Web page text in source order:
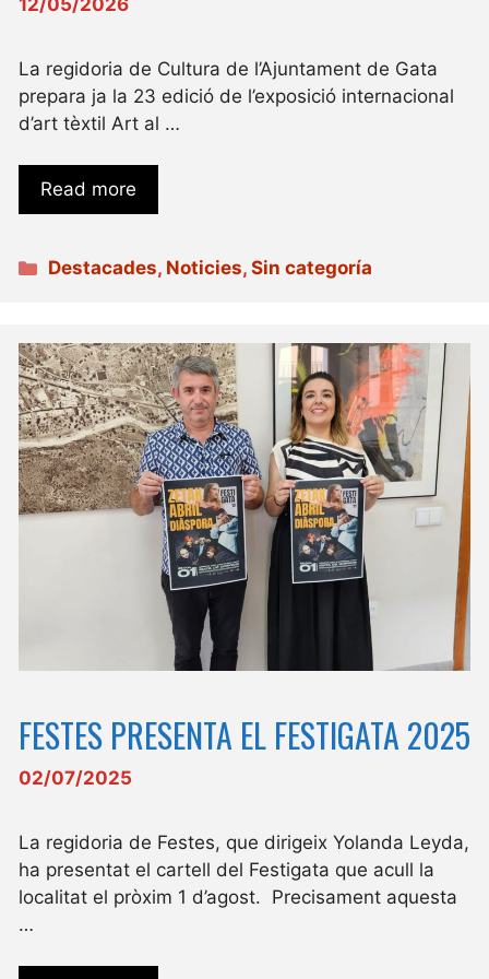
La regidoria de Cultura de l’Ajuntament de Gata
prepara ja la 23 edició de l’exposició internacional
d’art tèxtil Art al …
Read more
Categories
Destacades, Noticies,Sin categoría
FESTES PRESENTA EL FESTIGATA 2025
02/07/2025
La regidoria de Festes, que dirigeix Yolanda Leyda,
ha presentat el cartell del Festigata que acull la
localitat el pròxim 1 d’agost. Precisament aquesta
…